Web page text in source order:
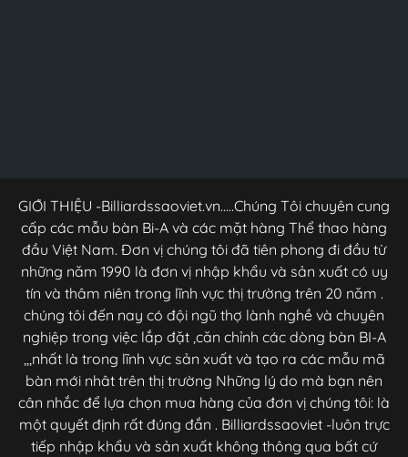
GIỚI THIỆU -Billiardssaoviet.vn.....Chúng Tôi chuyên cung
cấp các mẫu bàn Bi-A và các mặt hàng Thể thao hàng
đầu Việt Nam. Đơn vị chúng tôi đã tiên phong đi đầu từ
những năm 1990 là đơn vị nhập khẩu và sản xuất có uy
tín và thâm niên trong lĩnh vực thị trường trên 20 năm .
chúng tôi đến nay có đội ngũ thợ lành nghề và chuyên
nghiệp trong việc lắp đặt ,căn chỉnh các dòng bàn BI-A
,,,nhất là trong lĩnh vực sản xuất và tạo ra các mẫu mã
bàn mới nhât trên thị trường Những lý do mà bạn nên
cân nhắc để lựa chọn mua hàng của đơn vị chúng tôi: là
một quyết định rất đúng đắn . Billiardssaoviet -luôn trực
tiếp nhập khẩu và sản xuất không thông qua bất cứ